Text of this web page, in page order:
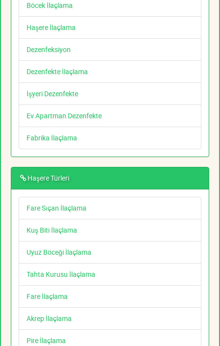
Böcek İlaçlama
Haşere İlaçlama
Dezenfeksiyon
Dezenfekte İlaçlama
İşyeri Dezenfekte
Ev Apartman Dezenfekte
Fabrika İlaçlama
Haşere Türleri
Fare Sıçan İlaçlama
Kuş Biti İlaçlama
Uyuz Böceği İlaçlama
Tahta Kurusu İlaçlama
Fare İlaçlama
Akrep İlaçlama
Pire İlaçlama